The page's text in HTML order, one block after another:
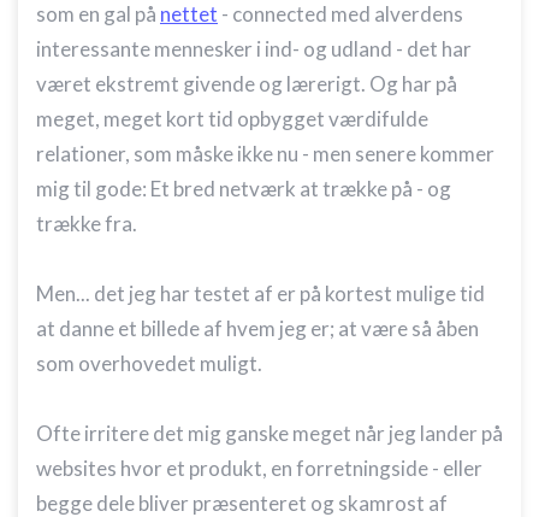
som en gal på nettet - connected med alverdens
interessante mennesker i ind- og udland - det har
været ekstremt givende og lærerigt. Og har på
meget, meget kort tid opbygget værdifulde
relationer, som måske ikke nu - men senere kommer
mig til gode: Et bred netværk at trække på - og
trække fra.
Men... det jeg har testet af er på kortest mulige tid
at danne et billede af hvem jeg er; at være så åben
som overhovedet muligt.
Ofte irritere det mig ganske meget når jeg lander på
websites hvor et produkt, en forretningside - eller
begge dele bliver præsenteret og skamrost af